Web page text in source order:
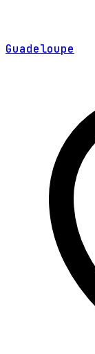
Guadeloupe